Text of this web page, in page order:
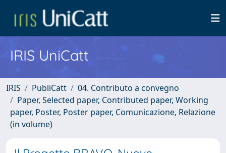
IRIS UniCatt
IRIS PubliCatt
04. Contributo a convegno
Paper, Selected paper, Contributed paper, Working
paper, Poster, Poster paper, Comunicazione, Relazione
(in volume)